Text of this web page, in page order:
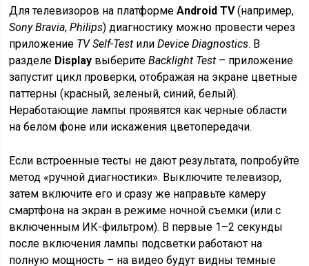
Для телевизоров на платформеAndroid TV(например,
Sony Bravia,Philips) диагностику можно провести через
приложение TV Self-Test илиDevice Diagnostics. В
разделе Display выберитеBacklight Test – приложение
запустит цикл проверки, отображая на экране цветные
паттерны (красный, зеленый, синий, белый).
Неработающие лампы проявятся как черные области
на белом фоне или искажения цветопередачи.
Если встроенные тесты не дают результата, попробуйте
метод «ручной диагностики». Выключите телевизор,
затем включите его и сразу же направьте камеру
смартфона на экран в режиме ночной съемки (или с
включенным ИК-фильтром). В первые 1–2 секунды
после включения лампы подсветки работают на
полную мощность – на видео будут видны темные